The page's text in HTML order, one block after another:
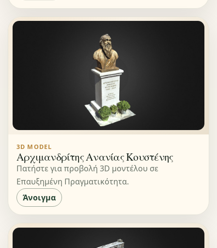
3D MODEL
Αρχιμανδρίτης Ανανίας Κουστένης
Πατήστε για προβολή 3D μοντέλου σε
Επαυξημένη Πραγματικότητα.
Άνοιγμα